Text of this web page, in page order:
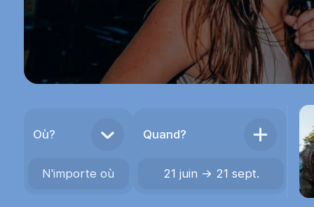
Où?
N'importe où
Quand?
21 juin → 21 sept.